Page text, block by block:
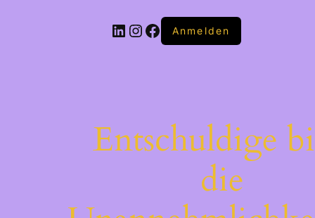
Anmelden
Entschuldige
die